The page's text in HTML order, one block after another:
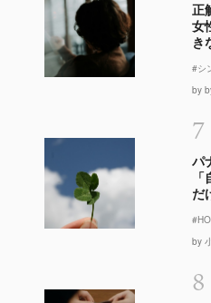
正
女
き
#シ
by
7
パ
だ
by
8